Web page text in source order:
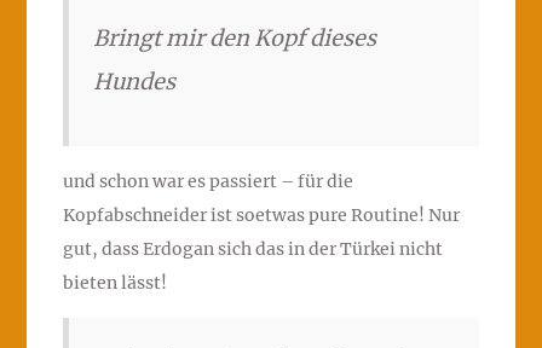
Bringt mir den Kopf dieses
Hundes
und schon war es passiert – für die
Kopfabschneider ist soetwas pure Routine! Nur
gut, dass Erdogan sich das in der Türkei nicht
bieten lässt!